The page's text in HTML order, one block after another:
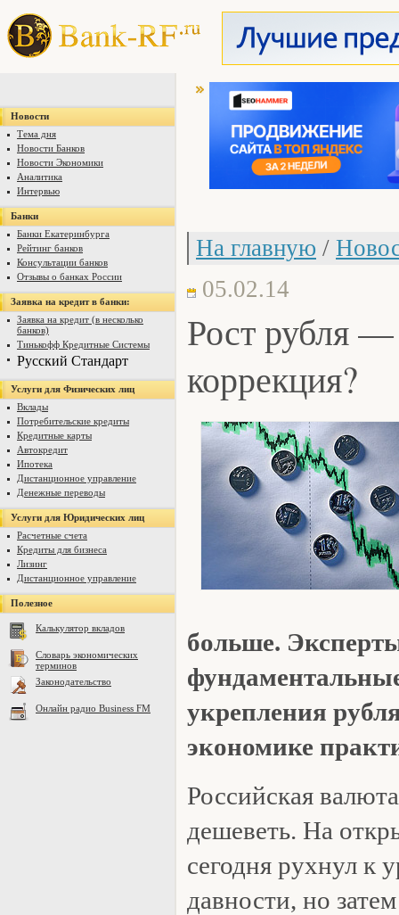
Новости
Тема дня
Новости Банков
Новости Экономики
Аналитика
Интервью
Банки
Банки Екатеринбурга
Рейтинг банков
Консультации банков
Отзывы о банках России
Заявка на кредит в банки:
Заявка на кредит (в несколько
банков)
Тинькофф Кредитные Системы
Русский Стандарт
Услуги для Физических лиц
Вклады
Потребительские кредиты
Кредитные карты
Автокредит
Ипотека
Дистанционное управление
Денежные переводы
Услуги для Юридических лиц
Расчетные счета
Кредиты для бизнеса
Лизинг
Дистанционное управление
Полезное
Калькулятор вкладов
Словарь экономических
терминов
Законодательство
Онлайн радио Business FM
На главную /
05.02.14
Рост рубля —
коррекция?
больше.
укрепления
экономике
Российская
дешеветь. На
сегодня рухнул к
давности, но